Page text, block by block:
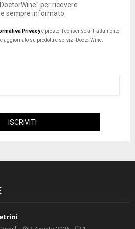
per ricevere
sempre informato.
Privacye presto il consenso al trattamento
aggiornato su prodotti e servizi DoctorWine.